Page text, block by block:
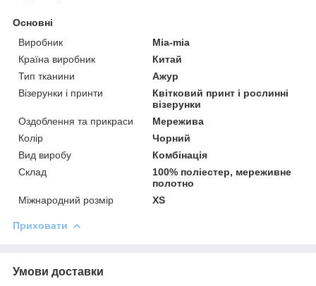
Основні
Виробник
Mia-mia
Країна виробник
Китай
Тип тканини
Ажур
Візерунки і принти
Квітковий принт і рослинні
візерунки
Оздоблення та прикраси
Мережива
Колір
Чорний
Вид виробу
Комбінація
Склад
100% поліестер, мереживне
полотно
Міжнародний розмір
XS
Приховати
Умови доставки